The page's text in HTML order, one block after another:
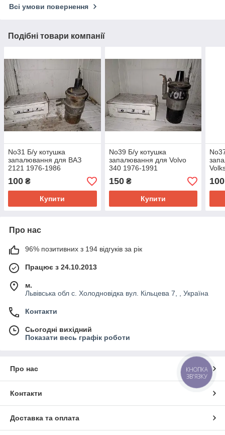
Всі умови повернення
Подібні товари компанії
No31 Б/у котушка
запалювання для ВАЗ
2121 1976-1986
100 ₴
Купити
No39 Б/у котушка
запалювання для Volvo
340 1976-1991
150₴
Купити
100
Про нас
96% позитивних з 194 відгуків за рік
Працює з 24.10.2013
м.
Львівська обл с. Холодновідка вул. Кільцева 7, , Україна
Контакти
Сьогодні вихідний
Показати весь графік роботи
Про нас
Контакти
Доставка та оплата
КНОПКА
ЗВ'ЯЗКУ